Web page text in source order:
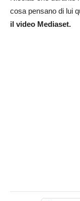
cosa pensano di lui
il video Mediaset.